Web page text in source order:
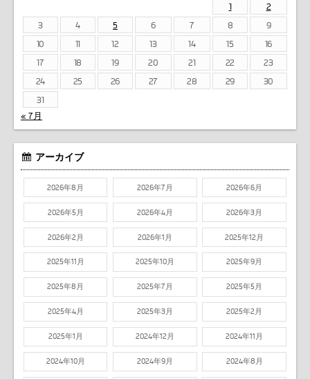
1
2
3
4 5 6 7 8
9
10
11 12 13 14 15
16
17
18 19 20 21 22
23
24
25 26 27 28 29
30
31
« 7月
アーカイブ
2026年8月 2026年7月 2026年6月
2026年5月 2026年4月 2026年3月
2026年2月 2026年1月 2025年12月
2025年11月 2025年10月 2025年9月
2025年8月 2025年7月 2025年5月
2025年4月 2025年3月 2025年2月
2025年1月 2024年12月 2024年11月
2024年10月 2024年9月 2024年8月